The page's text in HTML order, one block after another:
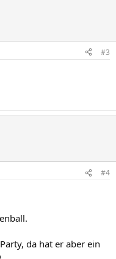
#3
#4
da hat er aber ein